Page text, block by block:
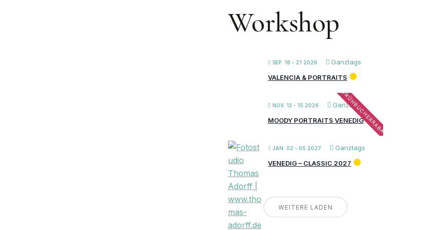
Workshop
SEP. 18 - 21 2026
Ganztags
VALENCIA & PORTRAITS
NOV. 13 - 15 2026 Ganztags
FRÜHBUCHERRABATT
MOODY PORTRAITS VENEDIG
JAN. 02 - 05 2027
Ganztags
VENEDIG – CLASSIC 2027
WEITERE LADEN